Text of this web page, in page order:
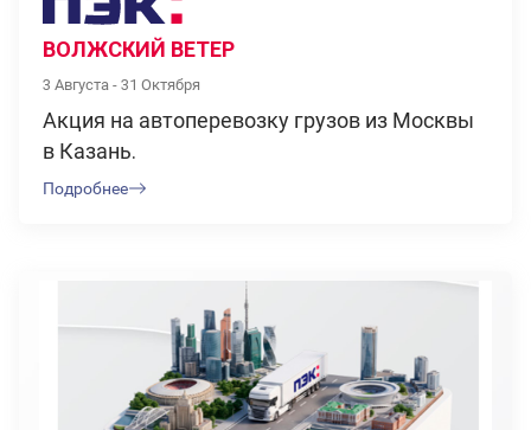
ВОЛЖСКИЙ ВЕТЕР
3 Августа - 31 Октября
Акция на автоперевозку грузов из Москвы
в Казань.
Подробнее